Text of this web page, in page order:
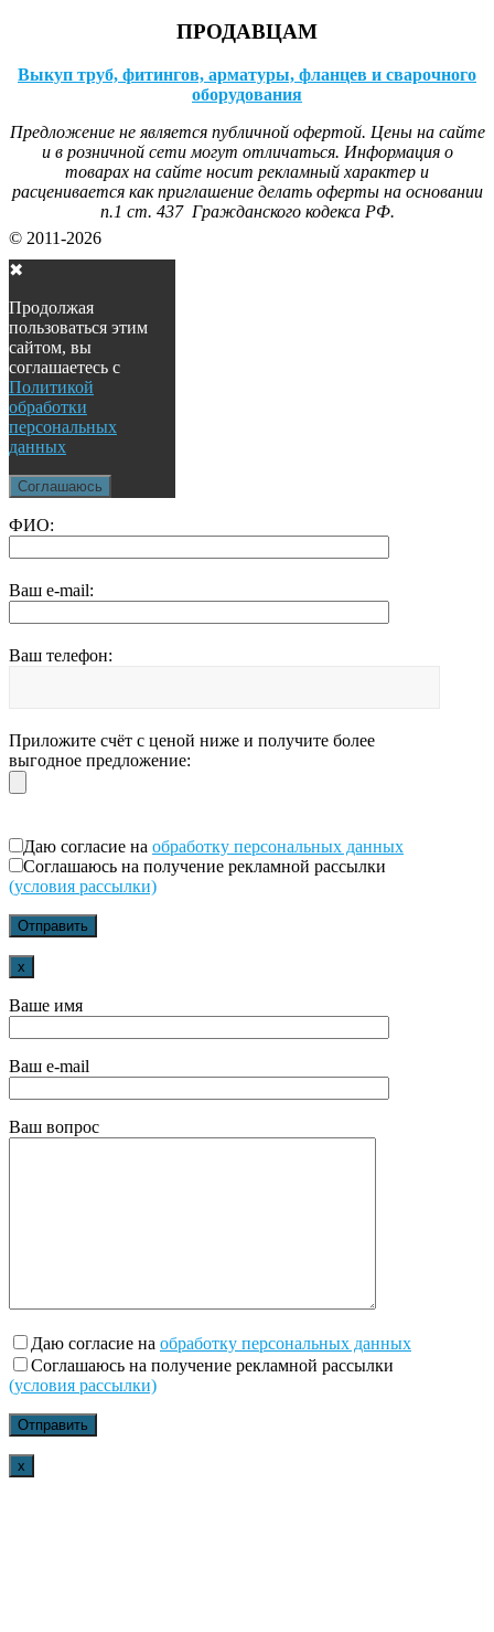
ПРОДАВЦАМ
Выкуп труб, фитингов, арматуры, фланцев и сварочного
оборудования
Предложение не является публичной офертой. Цены на сайте
и в розничной сети могут отличаться. Информация о
товарах на сайте носит рекламный характер и
расценивается как приглашение делать оферты на основании
п.1 ст. 437 Гражданского кодекса РФ.
© 2011-2026
✖
Продолжая
пользоваться этим
сайтом, вы
соглашаетесь с
Политикой
обработки
персональных
данных
Соглашаюсь
ФИО:
Ваш e-mail:
Ваш телефон:
Приложите счёт с ценой ниже и получите более
выгодное предложение:
Даю согласие на обработку персональных данных
Соглашаюсь на получение рекламной рассылки
(условия рассылки)
x
Ваше имя
Ваш e-mail
Ваш вопрос
Даю согласие на обработку персональных данных
Соглашаюсь на получение рекламной рассылки
(условия рассылки)
x